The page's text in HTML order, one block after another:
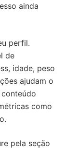
ainda
perfil.
de
idade, peso
ajudam o
como
pela seção